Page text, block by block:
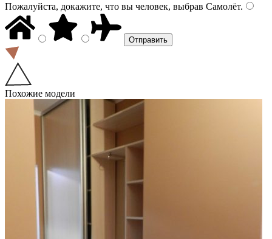
Пожалуйста, докажите, что вы человек, выбрав Самолёт.
Похожие модели